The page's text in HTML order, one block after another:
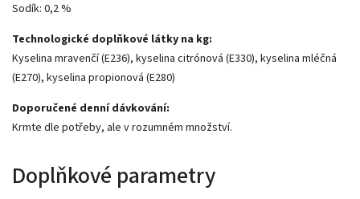
Sodík: 0,2 %
Technologické doplňkové látky na kg:
Kyselina mravenčí (E236), kyselina citrónová (E330), kyselina mléčná
(E270), kyselina propionová (E280)
Doporučené denní dávkování:
Krmte dle potřeby, ale v rozumném množství.
Doplňkové parametry